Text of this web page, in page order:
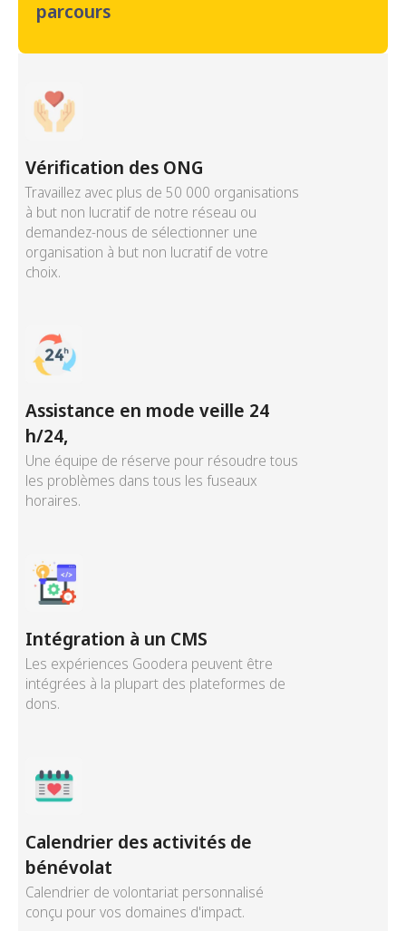
parcours
Vérification des ONG
Travaillez avec plus de 50 000 organisations
à but non lucratif de notre réseau ou
demandez-nous de sélectionner une
organisation à but non lucratif de votre
choix.
Assistance en mode veille 24
h/24,
Une équipe de réserve pour résoudre tous
les problèmes dans tous les fuseaux
horaires.
Intégration à un CMS
Les expériences Goodera peuvent être
intégrées à la plupart des plateformes de
dons.
Calendrier des activités de
bénévolat
Calendrier de volontariat personnalisé
conçu pour vos domaines d'impact.